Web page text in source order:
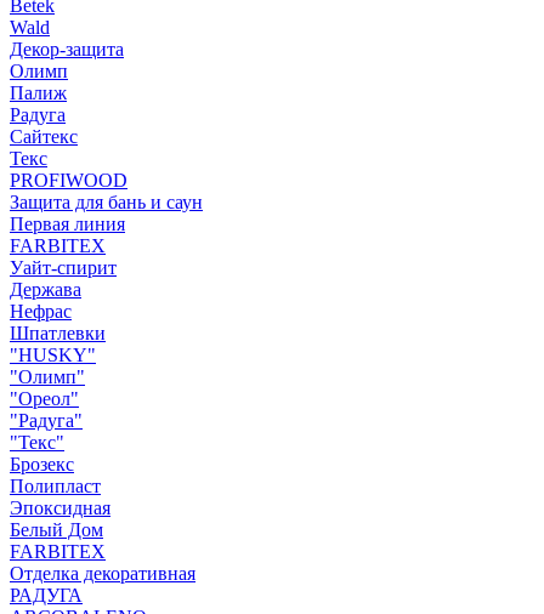
Betek
Wald
Декор-защита
Олимп
Палиж
Радуга
Сайтекс
Текс
PROFIWOOD
Защита для бань и саун
Первая линия
FARBITEX
Уайт-спирит
Держава
Нефрас
Шпатлевки
"HUSKY"
"Олимп"
"Ореол"
"Радуга"
"Текс"
Брозекс
Полипласт
Эпоксидная
Белый Дом
FARBITEX
Отделка декоративная
РАДУГА